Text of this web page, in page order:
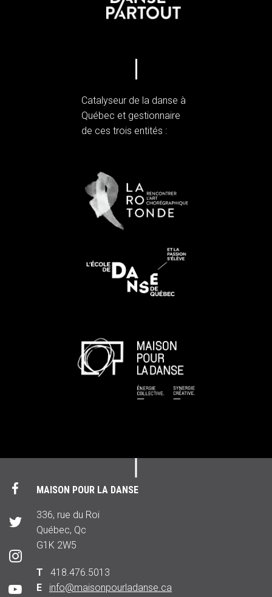
Catalyseur de la danse à
Québec et gestionnaire
de ces trois entités :
MAISON POUR LA DANSE
336, rue du Roi
Québec, Qc
G1K 2W5
T 418.476.5013
E
info@maisonpourladanse.ca